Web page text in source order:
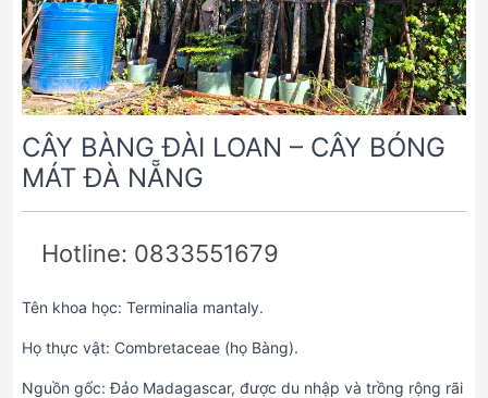
CÂY BÀNG ĐÀI LOAN – CÂY BÓNG
MÁT ĐÀ NẴNG
Hotline: 0833551679
Tên khoa học: Terminalia mantaly.
Họ thực vật: Combretaceae (họ Bàng).
Nguồn gốc: Đảo Madagascar, được du nhập và trồng rộng rãi